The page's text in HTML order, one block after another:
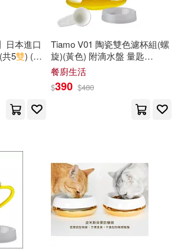
林婉婷(1)
林慧光 主編(1)
柯寶成(1)
梁秉文(1)
書局(1)
出版社(1)
出版社(1)
(1)
(1)
文化中心(1)
日本進口
5雙) (栗
木/黃楊
Tiamo V01 陶瓷雙色濾杯組(螺
旋)(黃色) 附滴水盤 量匙
HG5543Y
餐廚生活
$390 $480